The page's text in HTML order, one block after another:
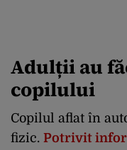
Adulții au
copilului
Copilul aflat în
fizic. Potrivit